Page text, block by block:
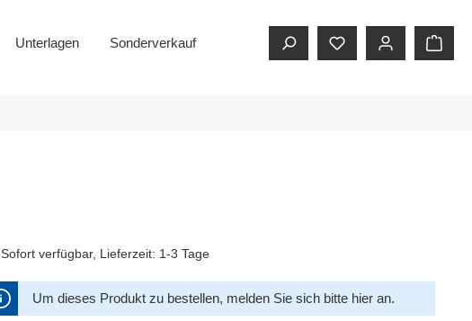
Unterlagen Sonderverkauf
Sofort verfügbar, Lieferzeit: 1-3 Tage
Um dieses Produkt zu bestellen, melden Sie sich bitte hieran.